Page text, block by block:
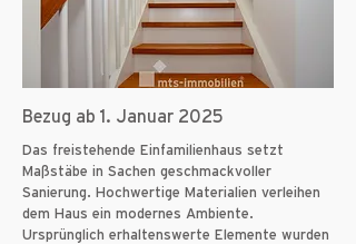
Bezug ab 1. Januar 2025
Das freistehende Einfamilienhaus setzt
Maßstäbe in Sachen geschmackvoller
Sanierung. Hochwertige Materialien verleihen
dem Haus ein modernes Ambiente.
Ursprünglich erhaltenswerte Elemente wurden